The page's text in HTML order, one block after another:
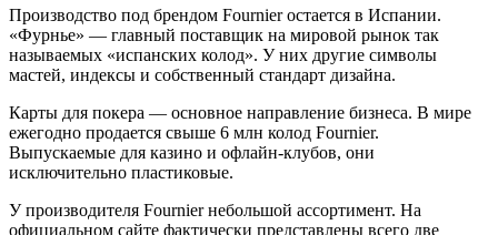
Производство под брендом Fournier остается в Испании.
«Фурнье» — главный поставщик на мировой рынок так
называемых «испанских колод». У них другие символы
мастей, индексы и собственный стандарт дизайна.
Карты для покера — основное направление бизнеса. В мире
ежегодно продается свыше 6 млн колод Fournier.
Выпускаемые для казино и офлайн-клубов, они
исключительно пластиковые.
У производителя Fournier небольшой ассортимент. На
официальном сайте фактически представлены всего две